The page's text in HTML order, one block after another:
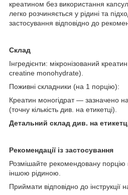
креатином без використання
легко розчиняється у рідині та
застосування відповідно до
Склад
Інгредієнти: мікронізований
creatine monohydrate).
Поживні складники (на 1 порцію):
Креатин моногідрат — зазначено
(точну кількість див. на етикетці).
Детальний склад див. на
Рекомендації із застосування
Розмішайте рекомендовану
іншою рідиною.
Приймати відповідно до інструкції